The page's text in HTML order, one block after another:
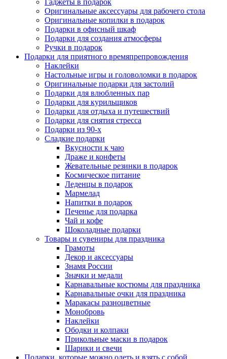
Гаджеты в подарок
Оригинальные аксессуары для рабочего стола
Оригинальные копилки в подарок
Подарки в офисный шкаф
Подарки для создания атмосферы
Ручки в подарок
Подарки для приятного времяпрепровождения
Наклейки
Настольные игры и головоломки в подарок
Оригинальные подарки для застолий
Подарки для влюбленных пар
Подарки для курильщиков
Подарки для отдыха и путешествий
Подарки для снятия стресса
Подарки из 90-х
Сладкие подарки
Вкусности к чаю
Драже и конфеты
Жевательные резинки в подарок
Космическое питание
Леденцы в подарок
Мармелад
Напитки в подарок
Печенье для подарка
Чай и кофе
Шоколадные подарки
Товары и сувениры для праздника
Грамоты
Декор и аксессуары
Знамя России
Значки и медали
Карнавальные костюмы для праздника
Карнавальные очки для праздника
Маракасы разноцветные
Монобровь
Наклейки
Ободки и колпаки
Прикольные маски в подарок
Шарики и свечи
Подарки, которые можно одеть и взять с собой